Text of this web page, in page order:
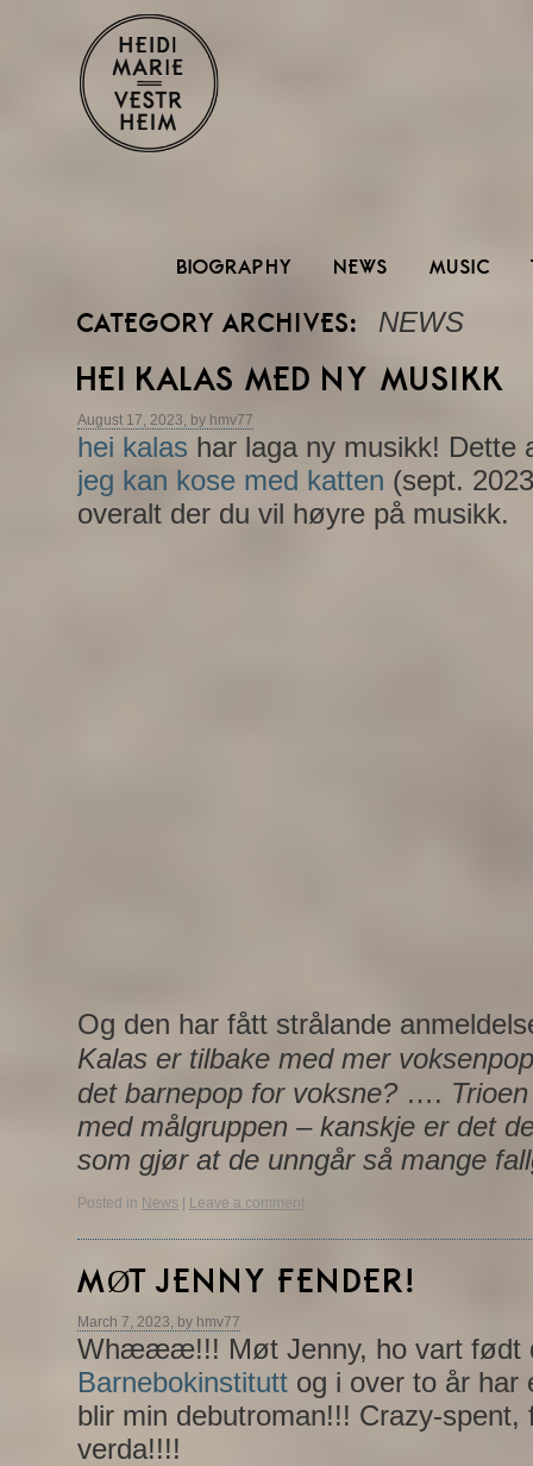
BIOGRAPHY NEWS MUSIC
CATEGORY ARCHIVES: NEWS
HEI KALAS MED NY MUSIKK
August 17, 2023, by hmv77
hei kalas har laga ny musikk! Dette
jeg kan kose med katten (sept.
overalt der du vil høyre på musikk.
Og den har fått strålande
Kalas er tilbake med mer
det barnepop for voksne?….
med målgruppen – kanskje er det
som gjør at de unngår så mange
Posted in News Leave a comment
MØT JENNY FENDER!
March 7, 2023, by hmv77
Whæææ!!! Møt Jenny, ho vart født
Barnebokinstitutt og i over to år har
blir min debutroman!!! Crazy-
verda!!!!